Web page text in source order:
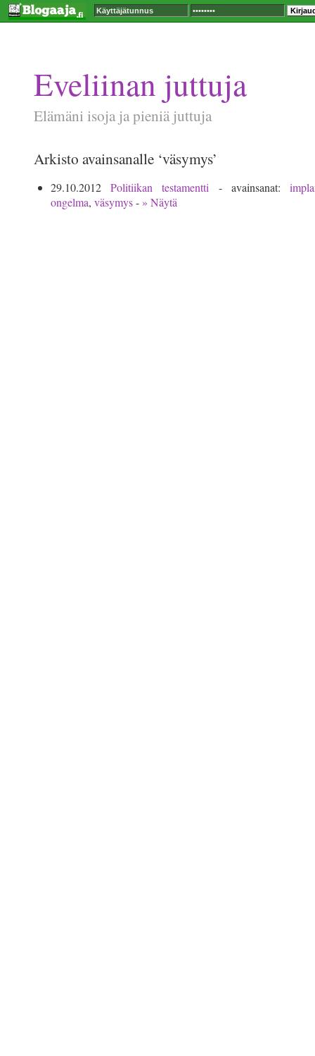
Eveliinan juttuja
Elämäni isoja ja pieniä juttuja
Arkisto avainsanalle ‘väsymys’
29.10.2012 Politiikan testamentti - avainsanat:
ongelma, väsymys- » Näytä